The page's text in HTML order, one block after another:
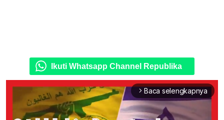
Ikuti Whatsapp Channel Republika
arrow_forward_ios Baca selengkapnya